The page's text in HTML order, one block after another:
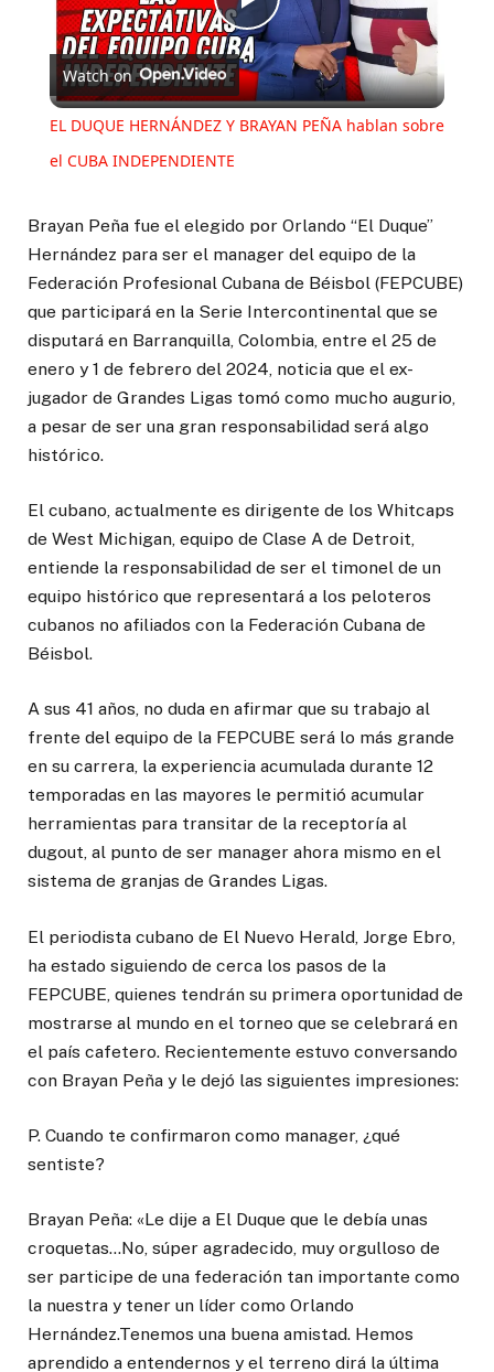
Play
Video
Watch on
EL DUQUE HERNÁNDEZ Y BRAYAN PEÑA hablan sobre
el CUBA INDEPENDIENTE
Brayan Peña fue el elegido por Orlando “El Duque’’
Hernández para ser el manager del equipo de la
Federación Profesional Cubana de Béisbol (FEPCUBE)
que participará en la Serie Intercontinental que se
disputará en Barranquilla, Colombia, entre el 25 de
enero y 1 de febrero del 2024, noticia que el ex-
jugador de Grandes Ligas tomó como mucho augurio,
a pesar de ser una gran responsabilidad será algo
histórico.
El cubano, actualmente es dirigente de los Whitcaps
de West Michigan, equipo de Clase A de Detroit,
entiende la responsabilidad de ser el timonel de un
equipo histórico que representará a los peloteros
cubanos no afiliados con la Federación Cubana de
Béisbol.
A sus 41 años, no duda en afirmar que su trabajo al
frente del equipo de la FEPCUBE será lo más grande
en su carrera, la experiencia acumulada durante 12
temporadas en las mayores le permitió acumular
herramientas para transitar de la receptoría al
dugout, al punto de ser manager ahora mismo en el
sistema de granjas de Grandes Ligas.
El periodista cubano de El Nuevo Herald, Jorge Ebro,
ha estado siguiendo de cerca los pasos de la
FEPCUBE, quienes tendrán su primera oportunidad de
mostrarse al mundo en el torneo que se celebrará en
el país cafetero. Recientemente estuvo conversando
con Brayan Peña y le dejó las siguientes impresiones:
P. Cuando te confirmaron como manager, ¿qué
sentiste?
Brayan Peña: «Le dije a El Duque que le debía unas
croquetas…No, súper agradecido, muy orgulloso de
ser participe de una federación tan importante como
la nuestra y tener un líder como Orlando
Hernández.Tenemos una buena amistad. Hemos
aprendido a entendernos y el terreno dirá la última